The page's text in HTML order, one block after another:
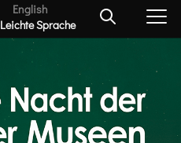
English
Leichte Sprache